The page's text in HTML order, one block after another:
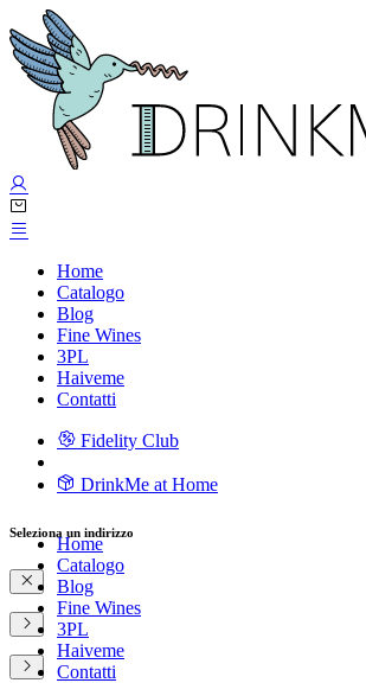
Home
Catalogo
Blog
Fine Wines
3PL
Haiveme
Contatti
Fidelity Club
DrinkMe at Home
Home
Catalogo
Blog
Fine Wines
3PL
Haiveme
Contatti
Seleziona un indirizzo